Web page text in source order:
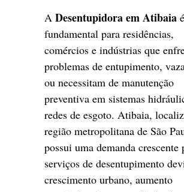
A Desentupidora em Atibaia é
fundamental para residências,
comércios e indústrias que
problemas de entupimento,
ou necessitam de manutenção
preventiva em sistemas
redes de esgoto. Atibaia,
região metropolitana de São
possui uma demanda crescente
serviços de desentupimento
crescimento urbano, aumento